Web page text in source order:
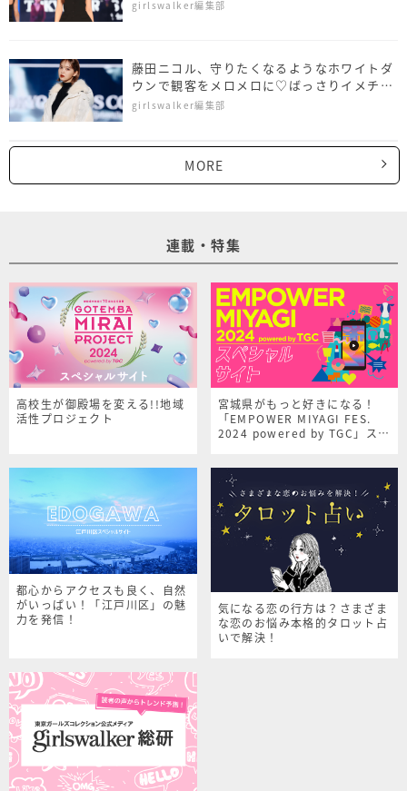
girlswalker編集部
藤田ニコル、守りたくなるようなホワイトダ
ウンで観客をメロメロに♡ばっさりイメチェ
ンも
girlswalker編集部
MORE
連載・特集
高校生が御殿場を変える!!地域
活性プロジェクト
宮城県がもっと好きになる！
「EMPOWER MIYAGI FES.
2024 powered by TGC」スペ
都心からアクセスも良く、自然
がいっぱい！「江戸川区」の魅
力を発信！
気になる恋の行方は？さまざま
な恋のお悩み本格的タロット占
いで解決！